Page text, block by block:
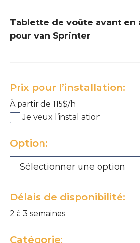
Tablette de voûte avant en
pour van Sprinter
Prix pour l’installation:
À partir de 115$/h
Je veux l’installation
Option:
Délais de disponibilité:
2 à 3 semaines
Catégorie: